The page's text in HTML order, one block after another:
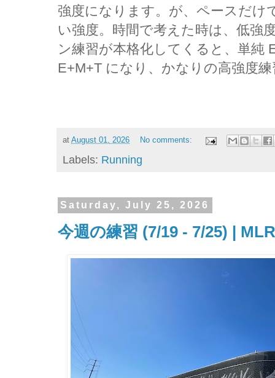
強度になります。が、ペースだけ
い強度。時間で考えた時は、低強
ン練習が本格化してくると、単純
E+M+T になり、かなりの高強度
at August 01, 2026 No comments:
Labels: Running
Saturday, July 25, 2026
今週の練習 (7/19 - 7/25) |